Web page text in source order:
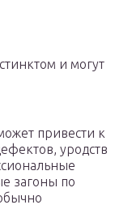
и могут
привести к
уродств
загоны по